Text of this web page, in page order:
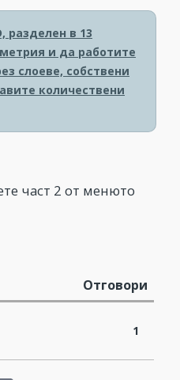
разделен в 13
и да работите
слоеве, собствени
количествени
част 2 от менюто
Отговори
1